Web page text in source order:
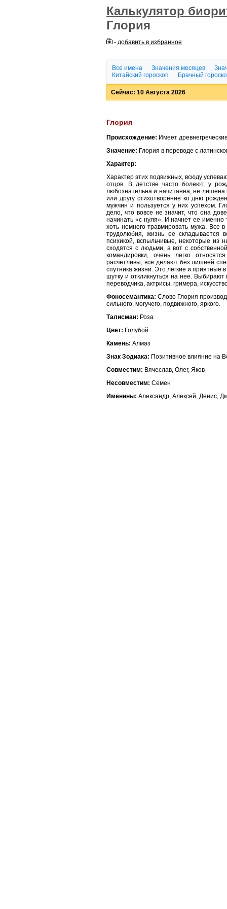
Калькулятор
Глория
- добавить в избранное
Все имена Значения месяцев
Китайский гороскоп
Брачный
Сейчас: 10 Августа 2026
Глория
Происхождение: Имеет
Значение: Глория в переводе с
Характер:
Характер этих подвижных, всюду
отцов. В детстве часто болеют, у
любознательна и начитанна, не лишена
или другу стихотворение ко дню
мужчин и пользуется у них успехом.
дело, что вовсе не значит, что она
начинать «с нуля». И начнет ее именно
хоть немного травмировать мужа. Все
трудолюбия, жизнь ее складывается
психикой, вспыльчивые, некоторые
сходятся с людьми, а вот с
командировки, очень легко
расчетливы, все делают без лишней
спутника жизни. Это легкие и
шутку и откликнуться на нее.
переводчика, актрисы, гримера,
Фоносемантика: Слово Глория
сильного, могучего, подвижного, яркого.
Талисман: Роза
Цвет: Голубой
Камень: Алмаз
Знак Зодиака: Позитивное влияние на
Совместим: Вячеслав, Олег, Яков
Несовместим: Семен
Именины: Александр, Алексей, Денис,